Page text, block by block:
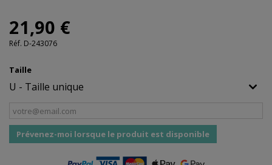
21,90 €
Réf. D-243076
Taille
Prévenez-moi lorsque le produit est disponible